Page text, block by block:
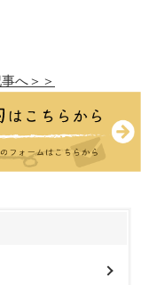
へ＞＞